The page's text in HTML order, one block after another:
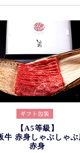
【A5等級】
牛 赤身しゃぶしゃぶ
赤身